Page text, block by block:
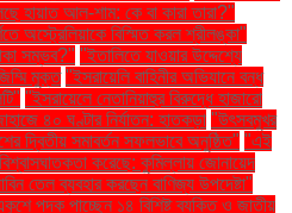
হায়াত আল-শাম: কে বা কারা তারা?"
অস্ট্রেলিয়াকে বিস্মিত করল শ্রীলঙ্কা"
সম্ভব?" "ইতালিতে যাওয়ার উদ্দেশ্যে
মুক্ত "ইসরায়েলি বাহিনীর অভিযানে বন্ধ
"ইসরায়েলে নেতানিয়াহুর বিরুদ্ধে হাজারো
৪০ ঘণ্টার নির্যাতন: হাতকড়া "উৎসবমুখর
দ্বিতীয় সমাবর্তন সফলভাবে অনুষ্ঠিত" "এই
করেছে: কুমিল্লায় জোনায়েদ
তেল ব্যবহার করছেন বাণিজ্য উপদেষ্টা"
পদক পাচ্ছেন ১৪ বিশিষ্ট ব্যক্তি ও জাতীয়